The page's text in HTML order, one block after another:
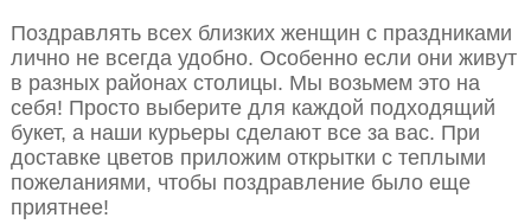
Поздравлять всех близких женщин с праздниками
лично не всегда удобно. Особенно если они живут
в разных районах столицы. Мы возьмем это на
себя! Просто выберите для каждой подходящий
букет, а наши курьеры сделают все за вас. При
доставке цветов приложим открытки с теплыми
пожеланиями, чтобы поздравление было еще
приятнее!